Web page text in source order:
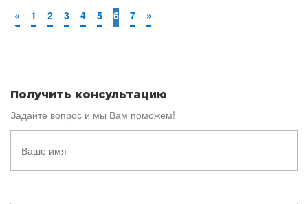
« 1 2 3 4 5 6 7 »
Получить консультацию
Задайте вопрос и мы Вам поможем!